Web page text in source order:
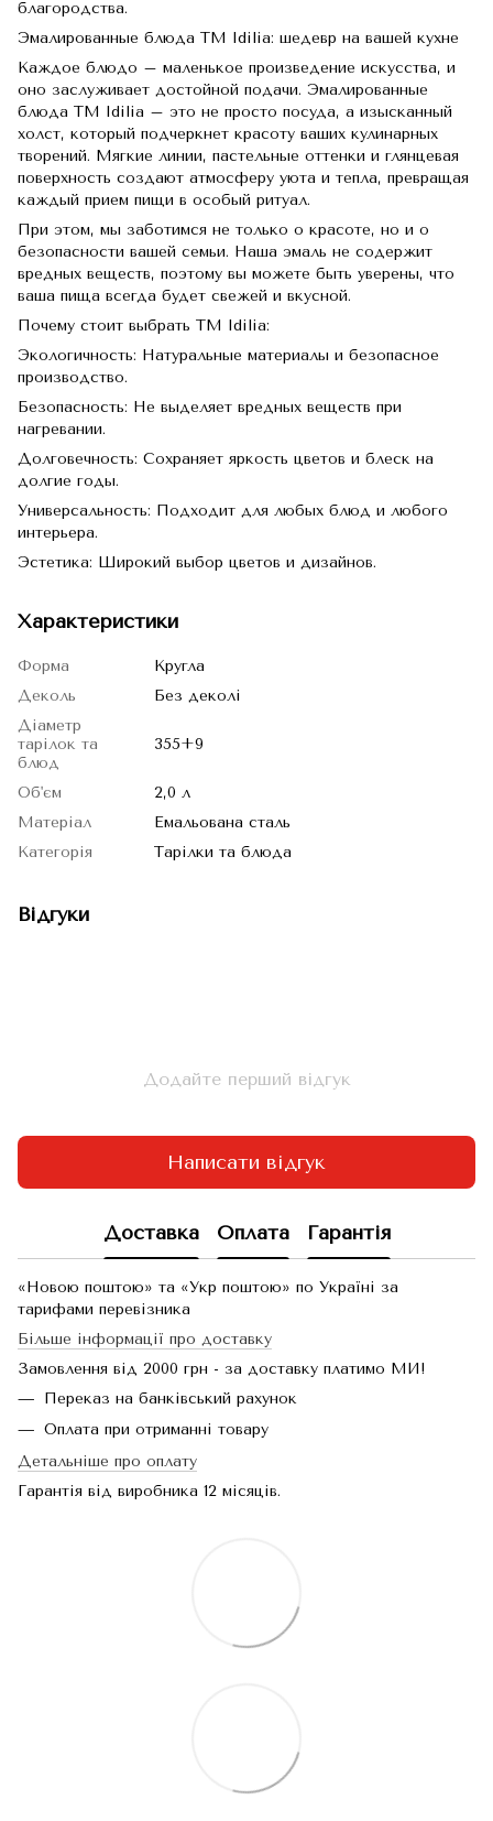
благородства.
Эмалированные блюда TM Idilia: шедевр на вашей кухне
Каждое блюдо – маленькое произведение искусства, и
оно заслуживает достойной подачи. Эмалированные
блюда TM Idilia – это не просто посуда, а изысканный
холст, который подчеркнет красоту ваших кулинарных
творений. Мягкие линии, пастельные оттенки и глянцевая
поверхность создают атмосферу уюта и тепла, превращая
каждый прием пищи в особый ритуал.
При этом, мы заботимся не только о красоте, но и о
безопасности вашей семьи. Наша эмаль не содержит
вредных веществ, поэтому вы можете быть уверены, что
ваша пища всегда будет свежей и вкусной.
Почему стоит выбрать TM Idilia:
Экологичность: Натуральные материалы и безопасное
производство.
Безопасность: Не выделяет вредных веществ при
нагревании.
Долговечность: Сохраняет яркость цветов и блеск на
долгие годы.
Универсальность: Подходит для любых блюд и любого
интерьера.
Эстетика: Широкий выбор цветов и дизайнов.
Характеристики
Форма
Кругла
Деколь
Без деколі
Діаметр
тарілок та
блюд
355+9
Об'єм
2,0 л
Матеріал
Емальована сталь
Категорія
Тарілки та блюда
Відгуки
Додайте перший відгук
Написати відгук
Доставка Оплата Гарантія
«Новою поштою» та «Укр поштою» по Україні за
тарифами перевізника
Більше інформації про доставку
Замовлення від 2000 грн - за доставку платимо МИ!
Переказ на банківський рахунок
Оплата при отриманні товару
Детальніше про оплату
Гарантія від виробника 12 місяців.